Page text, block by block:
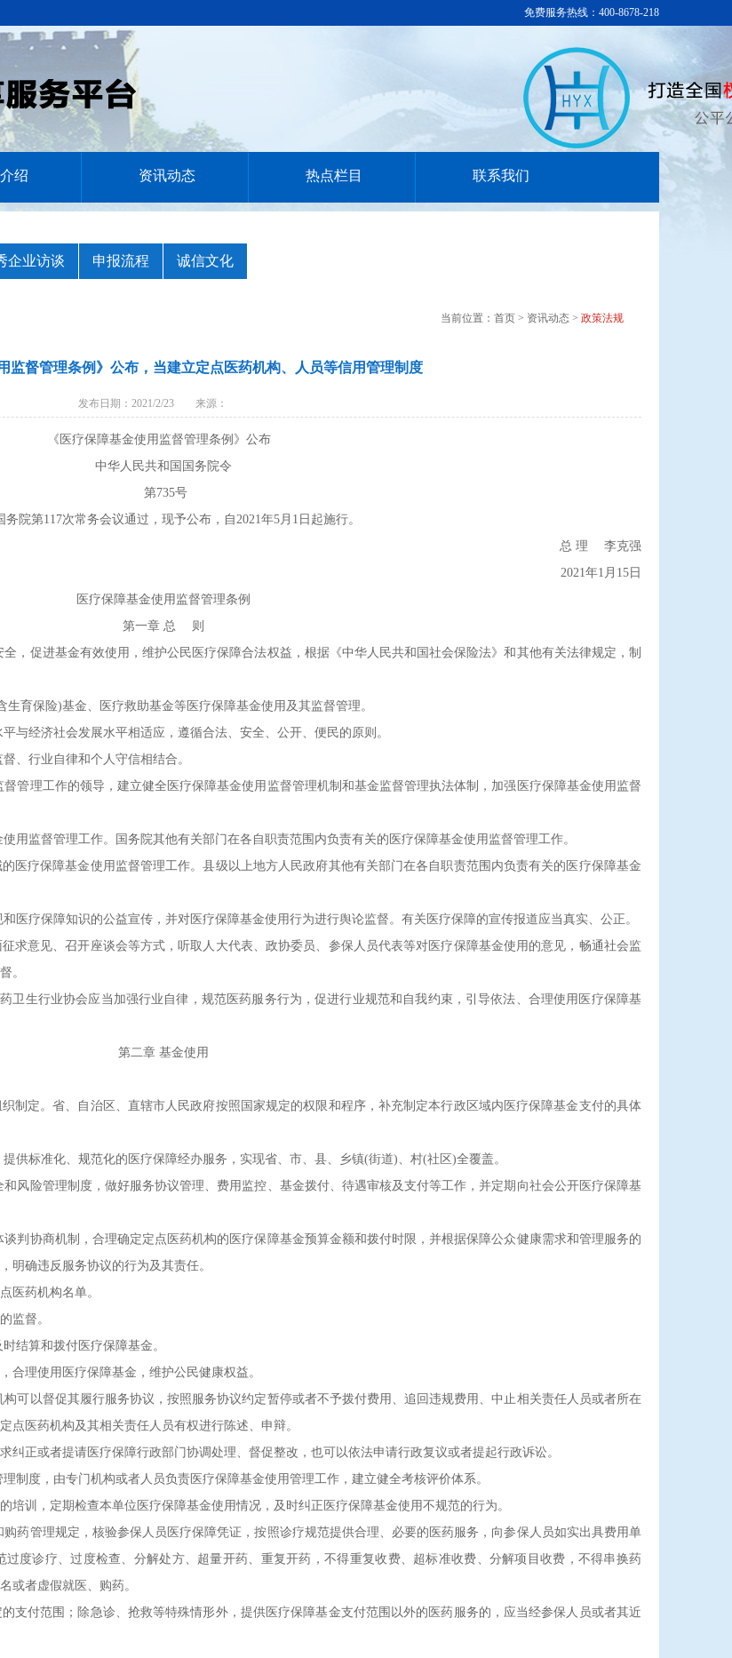
免费服务热线：400-8678-218
绍 资讯动态 热点栏目 联系我们
企业访谈 申报流程 诚信文化
当前位置：首页 > 资讯动态 > 政策法规
监督管理条例》公布，当建立定点医药机构、人员等信用管理制度
发布日期：2021/2/23 来源：
《医疗保障基金使用监督管理条例》公布
中华人民共和国国务院令
第735号
第117次常务会议通过，现予公布，自2021年5月1日起施行。
总 理 李克强
2021年1月15日
医疗保障基金使用监督管理条例
第一章 总 则
促进基金有效使用，维护公民医疗保障合法权益，根据《中华人民共和国社会保险法》和其他有关法律规定，制
保险)基金、医疗救助基金等医疗保障基金使用及其监督管理。
经济社会发展水平相适应，遵循合法、安全、公开、便民的原则。
行业自律和个人守信相结合。
理工作的领导，建立健全医疗保障基金使用监督管理机制和基金监督管理执法体制，加强医疗保障基金使用监督
监督管理工作。国务院其他有关部门在各自职责范围内负责有关的医疗保障基金使用监督管理工作。
疗保障基金使用监督管理工作。县级以上地方人民政府其他有关部门在各自职责范围内负责有关的医疗保障基金
疗保障知识的公益宣传，并对医疗保障基金使用行为进行舆论监督。有关医疗保障的宣传报道应当真实、公正。
意见、召开座谈会等方式，听取人大代表、政协委员、参保人员代表等对医疗保障基金使用的意见，畅通社会监
。
生行业协会应当加强行业自律，规范医药服务行为，促进行业规范和自我约束，引导依法、合理使用医疗保障基
第二章 基金使用
定。省、自治区、直辖市人民政府按照国家规定的权限和程序，补充制定本行政区域内医疗保障基金支付的具体
标准化、规范化的医疗保障经办服务，实现省、市、县、乡镇(街道)、村(社区)全覆盖。
险管理制度，做好服务协议管理、费用监控、基金拨付、待遇审核及支付等工作，并定期向社会公开医疗保障基
协商机制，合理确定定点医药机构的医疗保障基金预算金额和拨付时限，并根据保障公众健康需求和管理服务的
明确违反服务协议的行为及其责任。
药机构名单。
监督。
结算和拨付医疗保障基金。
理使用医疗保障基金，维护公民健康权益。
以督促其履行服务协议，按照服务协议约定暂停或者不予拨付费用、追回违规费用、中止相关责任人员或者所在
医药机构及其相关责任人员有权进行陈述、申辩。
正或者提请医疗保障行政部门协调处理、督促整改，也可以依法申请行政复议或者提起行政诉讼。
度，由专门机构或者人员负责医疗保障基金使用管理工作，建立健全考核评价体系。
训，定期检查本单位医疗保障基金使用情况，及时纠正医疗保障基金使用不规范的行为。
管理规定，核验参保人员医疗保障凭证，按照诊疗规范提供合理、必要的医药服务，向参保人员如实出具费用单
度诊疗、过度检查、分解处方、超量开药、重复开药，不得重复收费、超标准收费、分解项目收费，不得串换药
或者虚假就医、购药。
付范围；除急诊、抢救等特殊情形外，提供医疗保障基金支付范围以外的医药服务的，应当经参保人员或者其近